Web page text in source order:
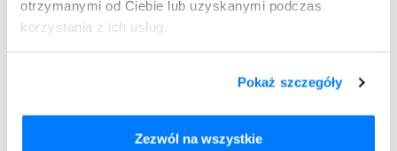
otrzymanymi od Ciebie lub uzyskanymi podczas
korzystania z ich usług.
Pokaż szczegóły
Zezwól na wszystkie
Wystawiamy recepty nierefundowane – 100 %
płatne.